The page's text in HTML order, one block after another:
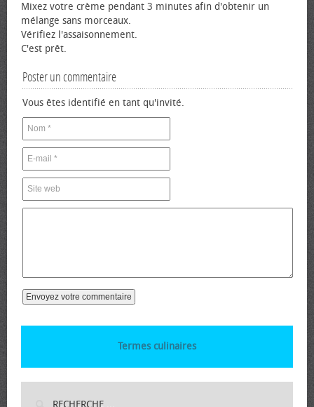
Mixez votre crème pendant 3 minutes afin d'obtenir un
mélange sans morceaux.
Vérifiez l'assaisonnement.
C'est prêt.
Poster un commentaire
Vous êtes identifié en tant qu'invité.
Termes culinaires